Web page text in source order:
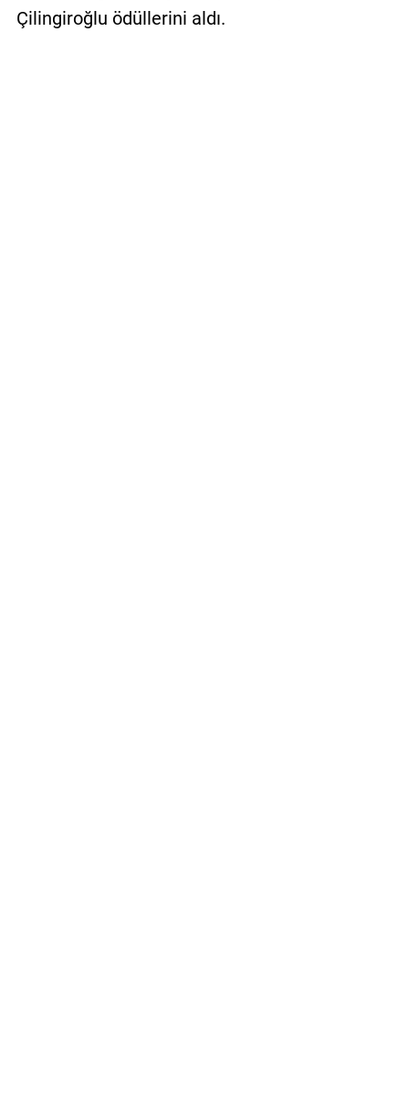
Çilingiroğlu ödüllerini aldı.